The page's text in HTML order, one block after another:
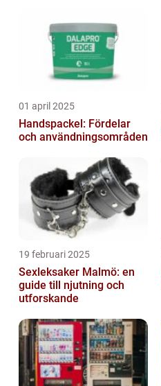
01 april 2025
Handspackel: Fördelar
och användningsområden
19 februari 2025
Sexleksaker Malmö: en
guide till njutning och
utforskande